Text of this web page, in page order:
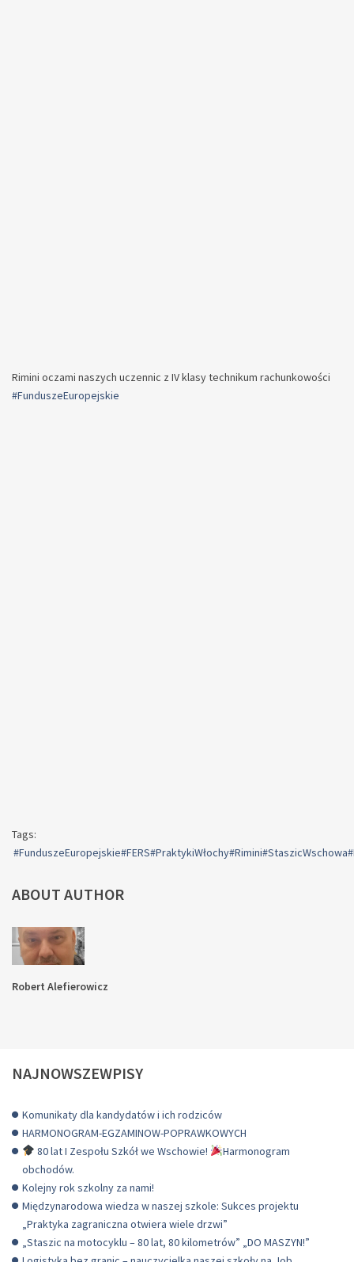
Rimini oczami naszych uczennic z IV klasy technikum rachunkowości
#FunduszeEuropejskie
Tags:
ABOUT AUTHOR
Robert Alefierowicz
NAJNOWSZEWPISY
Komunikaty dla kandydatów i ich rodziców
HARMONOGRAM-EGZAMINOW-POPRAWKOWYCH
80 lat I Zespołu Szkół we Wschowie!
Harmonogram
obchodów.
Kolejny rok szkolny za nami!
Międzynarodowa wiedza w naszej szkole: Sukces projektu
„Praktyka zagraniczna otwiera wiele drzwi”
„Staszic na motocyklu – 80 lat, 80 kilometrów” „DO MASZYN!”